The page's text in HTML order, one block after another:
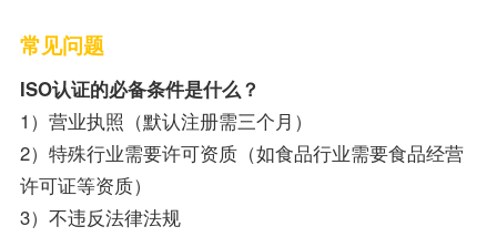
常见问题
ISO认证的必备条件是什么？
1）营业执照（默认注册需三个月）
2）特殊行业需要许可资质（如食品行业需要食品经营
许可证等资质）
3）不违反法律法规